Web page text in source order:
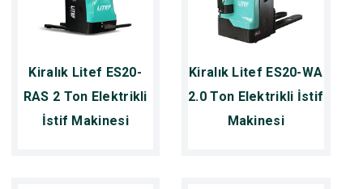
Kiralık Litef ES20-
RAS 2 Ton Elektrikli
İstif Makinesi
Kiralık Litef ES20-WA
2.0 Ton Elektrikli İstif
Makinesi